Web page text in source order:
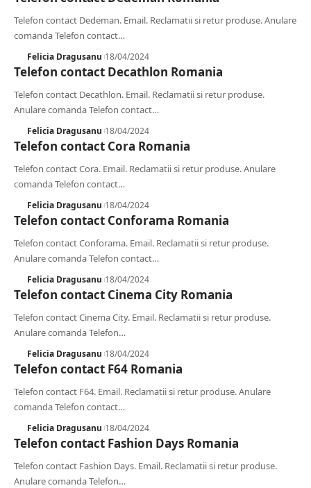
Telefon contact Dedeman. Email. Reclamatii si retur produse. Anulare
comanda Telefon contact…
Felicia Dragusanu 18/04/2024
Telefon contact Decathlon Romania
Telefon contact Decathlon. Email. Reclamatii si retur produse.
Anulare comanda Telefon contact…
Felicia Dragusanu 18/04/2024
Telefon contact Cora Romania
Telefon contact Cora. Email. Reclamatii si retur produse. Anulare
comanda Telefon contact…
Felicia Dragusanu 18/04/2024
Telefon contact Conforama Romania
Telefon contact Conforama. Email. Reclamatii si retur produse.
Anulare comanda Telefon contact…
Felicia Dragusanu 18/04/2024
Telefon contact Cinema City Romania
Telefon contact Cinema City. Email. Reclamatii si retur produse.
Anulare comanda Telefon…
Felicia Dragusanu 18/04/2024
Telefon contact F64 Romania
Telefon contact F64. Email. Reclamatii si retur produse. Anulare
comanda Telefon contact…
Felicia Dragusanu 18/04/2024
Telefon contact Fashion Days Romania
Telefon contact Fashion Days. Email. Reclamatii si retur produse.
Anulare comanda Telefon…